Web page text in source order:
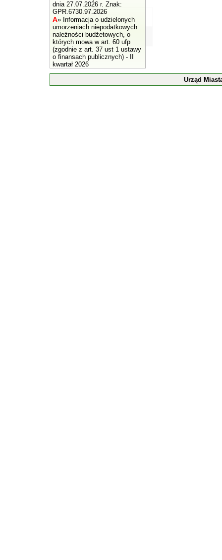
dnia 27.07.2026 r. Znak:
GPR.6730.97.2026
A» Informacja o udzielonych
umorzeniach niepodatkowych
należności budżetowych, o
których mowa w art. 60 ufp
(zgodnie z art. 37 ust 1 ustawy
o finansach publicznych) - II
kwartał 2026
Urząd